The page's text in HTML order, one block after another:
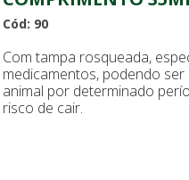
Cód: 90
Com tampa rosqueada,
medicamentos, podendo
animal por determinado
risco de cair.